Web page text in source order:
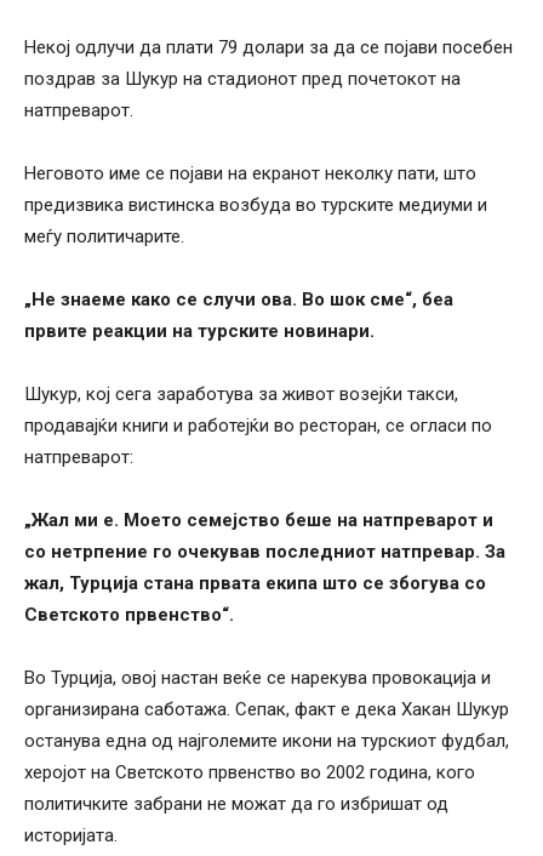
Некој одлучи да плати 79 долари за да се појави посебен
поздрав за Шукур на стадионот пред почетокот на
натпреварот.
Неговото име се појави на екранот неколку пати, што
предизвика вистинска возбуда во турските медиуми и
меѓу политичарите.
„Не знаеме како се случи ова. Во шок сме“, беа
првите реакции на турските новинари.
Шукур, кој сега заработува за живот возејќи такси,
продавајќи книги и работејќи во ресторан, се огласи по
натпреварот:
„Жал ми е. Моето семејство беше на натпреварот и
со нетрпение го очекував последниот натпревар. За
жал, Турција стана првата екипа што се збогува со
Светското првенство“.
Во Турција, овој настан веќе се нарекува провокација и
организирана саботажа. Сепак, факт е дека Хакан Шукур
останува една од најголемите икони на турскиот фудбал,
херојот на Светското првенство во 2002 година, кого
политичките забрани не можат да го избришат од
историјата.